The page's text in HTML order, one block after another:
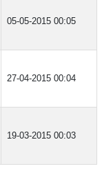
05-05-2015 00:05
27-04-2015 00:04
19-03-2015 00:03